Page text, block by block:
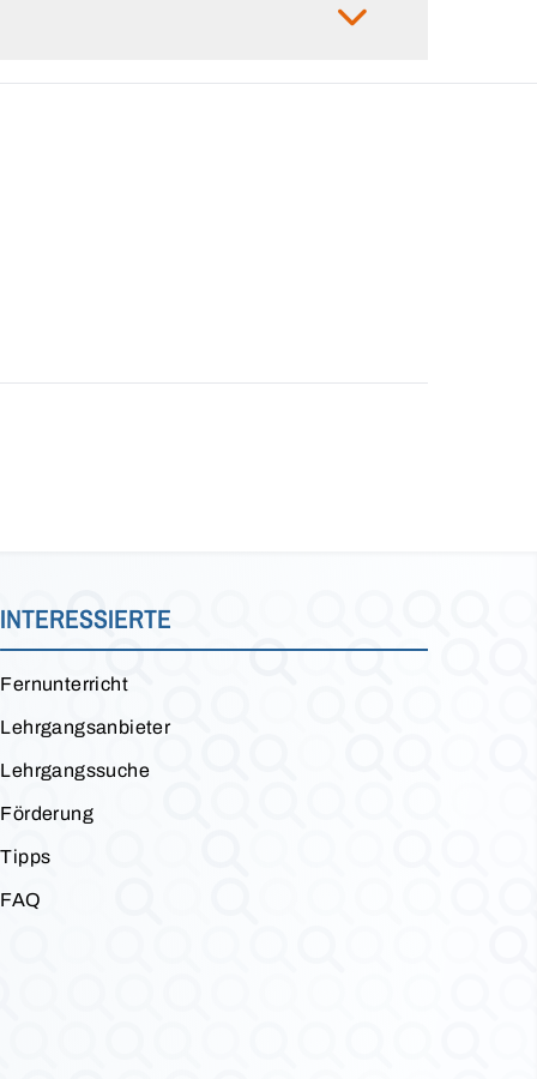
INTERESSIERTE
Fernunterricht
Lehrgangsanbieter
Lehrgangssuche
Förderung
Tipps
FAQ